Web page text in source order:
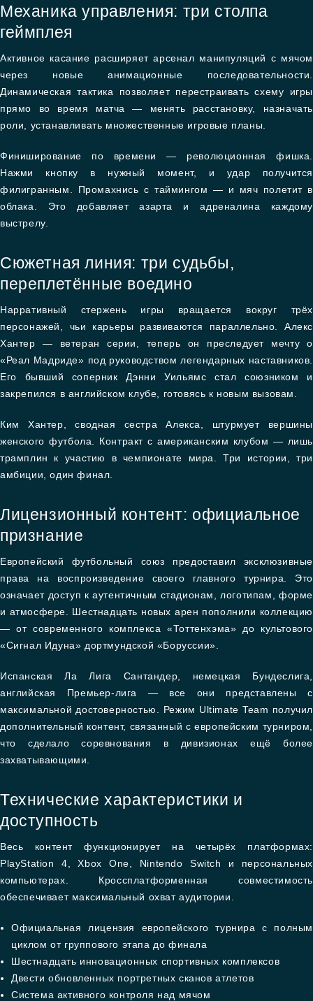
Механика управления: три столпа
геймплея
Активное касание расширяет арсенал манипуляций с мячом
через новые анимационные последовательности.
Динамическая тактика позволяет перестраивать схему игры
прямо во время матча — менять расстановку, назначать
роли, устанавливать множественные игровые планы.
Финиширование по времени — революционная фишка.
Нажми кнопку в нужный момент, и удар получится
филигранным. Промахнись с таймингом — и мяч полетит в
облака. Это добавляет азарта и адреналина каждому
выстрелу.
Сюжетная линия: три судьбы,
переплетённые воедино
Нарративный стержень игры вращается вокруг трёх
персонажей, чьи карьеры развиваются параллельно. Алекс
Хантер — ветеран серии, теперь он преследует мечту о
«Реал Мадриде» под руководством легендарных наставников.
Его бывший соперник Дэнни Уильямс стал союзником и
закрепился в английском клубе, готовясь к новым вызовам.
Ким Хантер, сводная сестра Алекса, штурмует вершины
женского футбола. Контракт с американским клубом — лишь
трамплин к участию в чемпионате мира. Три истории, три
амбиции, один финал.
Лицензионный контент: официальное
признание
Европейский футбольный союз предоставил эксклюзивные
права на воспроизведение своего главного турнира. Это
означает доступ к аутентичным стадионам, логотипам, форме
и атмосфере. Шестнадцать новых арен пополнили коллекцию
— от современного комплекса «Тоттенхэма» до культового
«Сигнал Идуна» дортмундской «Боруссии».
Испанская Ла Лига Сантандер, немецкая Бундеслига,
английская Премьер-лига — все они представлены с
максимальной достоверностью. Режим Ultimate Team получил
дополнительный контент, связанный с европейским турниром,
что сделало соревнования в дивизионах ещё более
захватывающими.
Технические характеристики и
доступность
Весь контент функционирует на четырёх платформах:
PlayStation 4, Xbox One, Nintendo Switch и персональных
компьютерах. Кроссплатформенная совместимость
обеспечивает максимальный охват аудитории.
Официальная лицензия европейского турнира с полным
циклом от группового этапа до финала
Шестнадцать инновационных спортивных комплексов
Двести обновленных портретных сканов атлетов
Система активного контроля над мячом